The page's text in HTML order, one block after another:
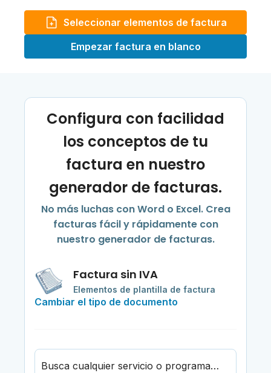
Seleccionar elementos de factura
Empezar factura en blanco
Configura con facilidad
los conceptos de tu
factura en nuestro
generador de facturas.
No más luchas con Word o Excel. Crea
facturas fácil y rápidamente con
nuestro generador de facturas.
Factura sin IVA
Elementos de plantilla de factura
Cambiar el tipo de documento
Busca cualquier servicio o programa de psiquiatría